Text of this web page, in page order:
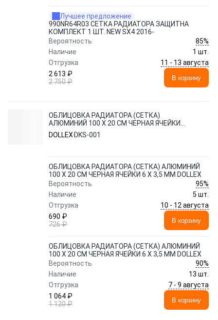
Лучшее предложение
990NR64R03 СЕТКА РАДИАТОРА ЗАЩИТНА
КОМПЛЕКТ 1 ШТ. NEW SX4 2016-
Вероятность
85%
Наличие
1 шт.
Отгрузка
11 - 13 августа
2 613 ₽
2 750 ₽
В корзину
ОБЛИЦОВКА РАДИАТОРА (СЕТКА)
АЛЮМИНИЙ 100 Х 20 СМ ЧЕРНАЯ ЯЧЕЙКИ
6 Х 3,5 ММ DOLLEX
DOLLEX DKS-001
ОБЛИЦОВКА РАДИАТОРА (СЕТКА) АЛЮМИНИЙ
100 Х 20 СМ ЧЕРНАЯ ЯЧЕЙКИ 6 Х 3,5 ММ DOLLEX
Вероятность
95%
Наличие
5 шт.
Отгрузка
10 - 12 августа
690 ₽
726 ₽
В корзину
ОБЛИЦОВКА РАДИАТОРА (СЕТКА) АЛЮМИНИЙ
100 Х 20 СМ ЧЕРНАЯ ЯЧЕЙКИ 6 Х 3,5 ММ DOLLEX
Вероятность
90%
Наличие
13 шт.
Отгрузка
7 - 9 августа
1 064 ₽
1 120 ₽
В корзину